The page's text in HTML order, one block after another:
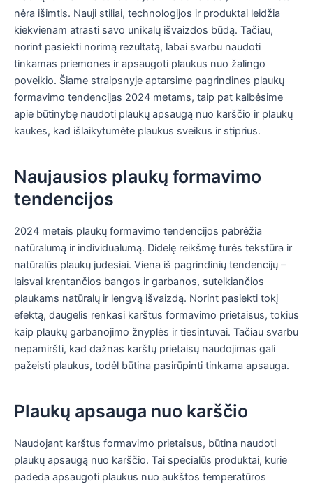
nėra išimtis. Nauji stiliai, technologijos ir produktai leidžia
kiekvienam atrasti savo unikalų išvaizdos būdą. Tačiau,
norint pasiekti norimą rezultatą, labai svarbu naudoti
tinkamas priemones ir apsaugoti plaukus nuo žalingo
poveikio. Šiame straipsnyje aptarsime pagrindines plaukų
formavimo tendencijas 2024 metams, taip pat kalbėsime
apie būtinybę naudoti plaukų apsaugą nuo karščio ir plaukų
kaukes, kad išlaikytumėte plaukus sveikus ir stiprius.
Naujausios plaukų formavimo
tendencijos
2024 metais plaukų formavimo tendencijos pabrėžia
natūralumą ir individualumą. Didelę reikšmę turės tekstūra ir
natūralūs plaukų judesiai. Viena iš pagrindinių tendencijų –
laisvai krentančios bangos ir garbanos, suteikiančios
plaukams natūralų ir lengvą išvaizdą. Norint pasiekti tokį
efektą, daugelis renkasi karštus formavimo prietaisus, tokius
kaip plaukų garbanojimo žnyplės ir tiesintuvai. Tačiau svarbu
nepamiršti, kad dažnas karštų prietaisų naudojimas gali
pažeisti plaukus, todėl būtina pasirūpinti tinkama apsauga.
Plaukų apsauga nuo karščio
Naudojant karštus formavimo prietaisus, būtina naudoti
plaukų apsaugą nuo karščio. Tai specialūs produktai, kurie
padeda apsaugoti plaukus nuo aukštos temperatūros